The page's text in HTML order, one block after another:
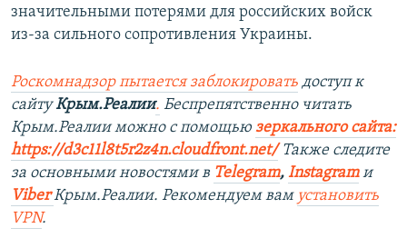
значительными потерями для российских войск
из-за сильного сопротивления Украины.
Роскомнадзор пытается заблокировать доступ к
сайтуКрым.Реалии. Беспрепятственно читать
Крым.Реалии можно с помощью зеркального сайта:
https://d3c11l8t5r2z4n.cloudfront.net/Также следите
за основными новостями в Telegram, Instagramи
ViberКрым.Реалии. Рекомендуем вам установить
VPN.